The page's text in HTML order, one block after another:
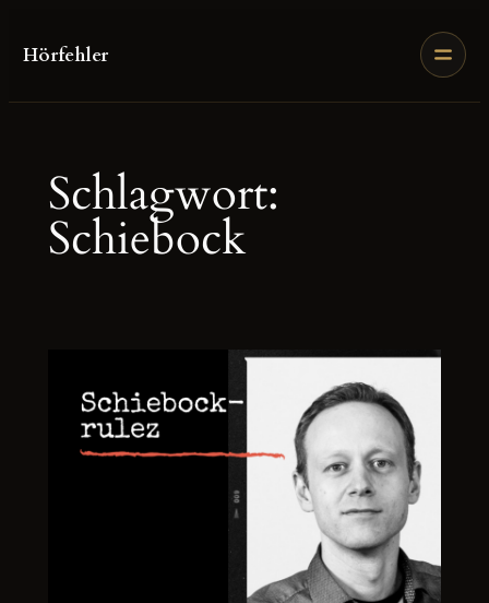
Inhalt
Hörfehler
Schlagwort:
Schiebock